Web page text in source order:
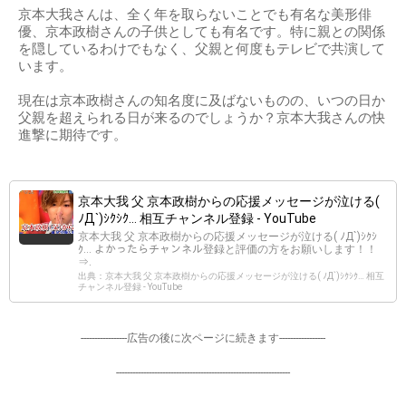
京本大我さんは、全く年を取らないことでも有名な美形俳
優、京本政樹さんの子供としても有名です。特に親との関係
を隠しているわけでもなく、父親と何度もテレビで共演して
います。
現在は京本政樹さんの知名度に及ばないものの、いつの日か
父親を超えられる日が来るのでしょうか？京本大我さんの快
進撃に期待です。
京本大我 父 京本政樹からの応援メッセージが泣ける(
ﾉД`)ｼｸｼｸ… 相互チャンネル登録 - YouTube
京本大我 父 京本政樹からの応援メッセージが泣ける( ﾉД`)ｼｸｼ
ｸ… よかったらチャンネル登録と評価の方をお願いします！！
⇒.
出典：京本大我 父 京本政樹からの応援メッセージが泣ける( ﾉД`)ｼｸｼｸ… 相互
チャンネル登録 - YouTube
-----------------広告の後に次ページに続きます-----------------
----------------------------------------------------------------